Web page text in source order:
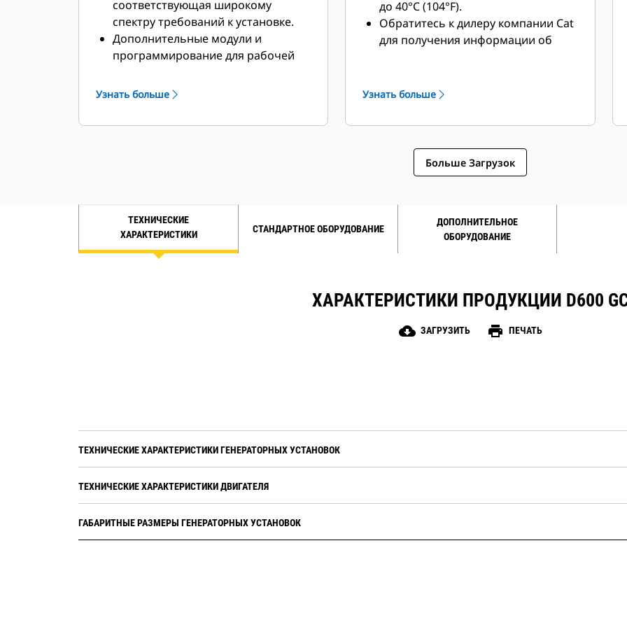
соответствующая широкому
спектру требований к установке.
Дополнительные модули и
программирование для рабочей
требованиями клиента.
Узнать больше
до 40°C (104°F).
Обратитесь к дилеру компании Cat
для получения информации об
Узнать больше
Больше Загрузок
ТЕХНИЧЕСКИЕ
ХАРАКТЕРИСТИКИ
СТАНДАРТНОЕ ОБОРУДОВАНИЕ
ДОПОЛНИТЕЛЬНОЕ
ОБОРУДОВАНИЕ
ХАРАКТЕРИСТИКИ ПРОДУКЦИИ D600
cloud_download ЗАГРУЗИТЬ print ПЕЧАТЬ
ТЕХНИЧЕСКИЕ ХАРАКТЕРИСТИКИ ГЕНЕРАТОРНЫХ УСТАНОВОК
ТЕХНИЧЕСКИЕ ХАРАКТЕРИСТИКИ ДВИГАТЕЛЯ
ГАБАРИТНЫЕ РАЗМЕРЫ ГЕНЕРАТОРНЫХ УСТАНОВОК